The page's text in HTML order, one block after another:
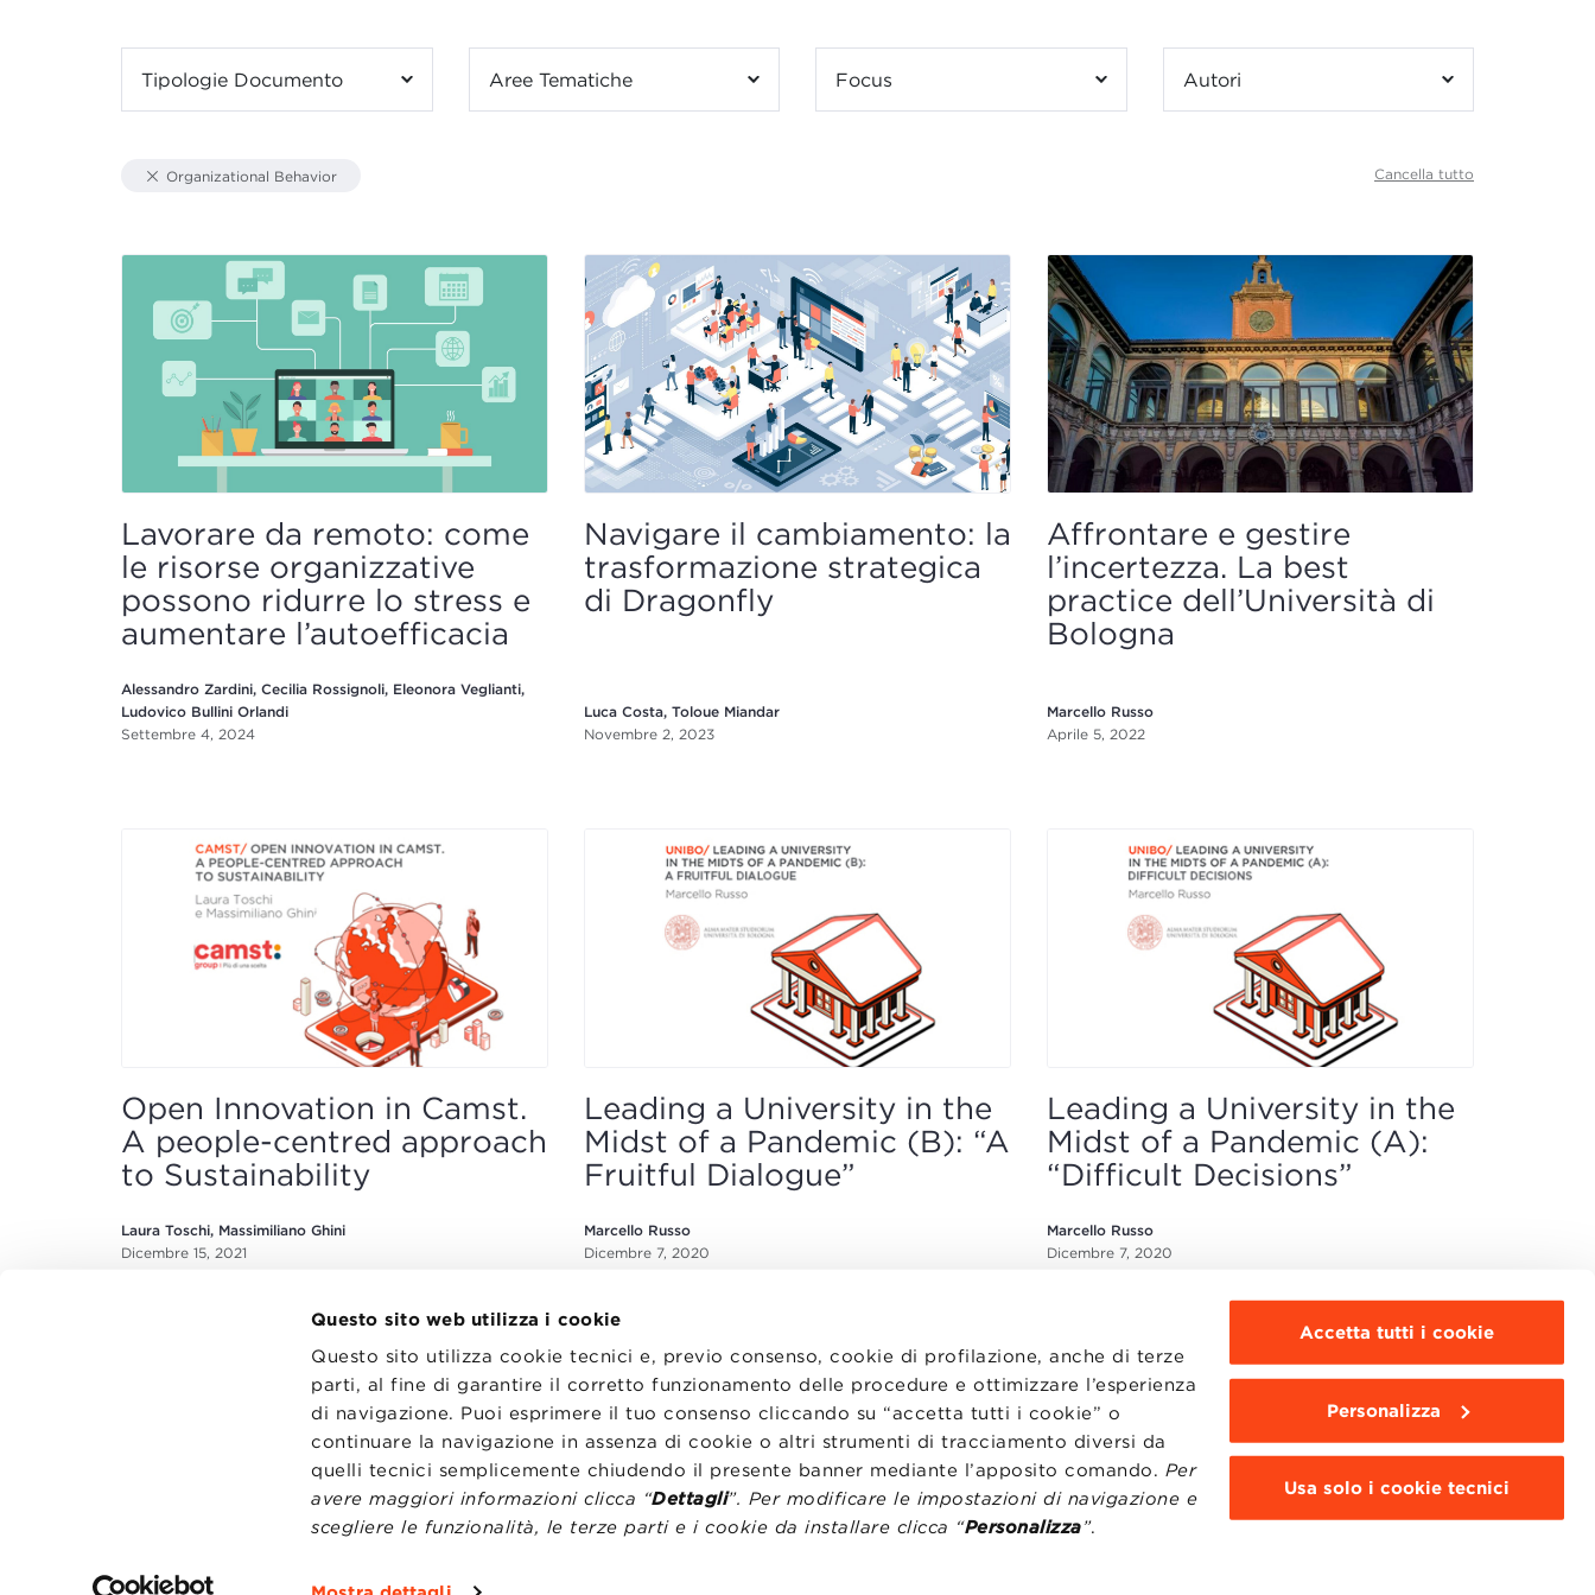
Questo sito web utilizza i cookie
Questo sito utilizza cookie tecnici e, previo consenso, cookie di profilazione, anche di terze
parti, al fine di garantire il corretto funzionamento delle procedure e ottimizzare l’esperienza
di navigazione. Puoi esprimere il tuo consenso cliccando su “accetta tutti i cookie” o
continuare la navigazione in assenza di cookie o altri strumenti di tracciamento diversi da
quelli tecnici semplicemente chiudendo il presente banner mediante l’apposito comando. Per
avere maggiori informazioni clicca “Dettagli”. Per modificare le impostazioni di navigazione e
scegliere le funzionalità, le terze parti e i cookie da installare clicca “Personalizza”.
Accetta tutti i cookie
Personalizza
Usa solo i cookie tecnici
Tipologie Documento Aree Tematiche Focus Autori
Organizational Behavior Cancella tutto
Lavorare da remoto: come
le risorse organizzative
possono ridurre lo stress e
aumentare l’autoefficacia
Alessandro Zardini, Cecilia Rossignoli, Eleonora Veglianti,
Ludovico Bullini Orlandi
Settembre 4, 2024
Navigare il cambiamento: la
trasformazione strategica
di Dragonfly
Luca Costa, Toloue Miandar
Novembre 2, 2023
Affrontare e gestire
l’incertezza. La best
practice dell’Università di
Bologna
Marcello Russo
Aprile 5, 2022
Open Innovation in Camst.
A people-centred approach
to Sustainability
Laura Toschi, Massimiliano Ghini
Dicembre 15, 2021
Leading a University in the
Midst of a Pandemic (B): “A
Fruitful Dialogue”
Marcello Russo
Dicembre 7, 2020
Leading a University in the
Midst of a Pandemic (A):
“Difficult Decisions”
Marcello Russo
Dicembre 7, 2020
CONTATTI
TRASPARENZA
PREFERENZE COOKIE
LAVORA CON NOI
STATUTO
WHISTLEBLOWING
MOODLE
WEBMAIL
BBS COMMUNITY PORTAL
PRESS